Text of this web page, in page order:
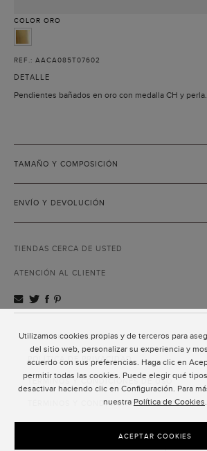
Utilizamos cookies propias y de terceros para
del sitio web, personalizar su experiencia y
acuerdo con sus preferencias. Haga clic en
permitir todas las cookies. Puede elegir qué
desactivar haciendo clic en Configuración. Para
nuestra Política de Cookies.
ACEPTAR COOKIES
COLOR ORO
REF.: AACA085T07602
DETALLE
Pendientes bañados en oro con medalla CH y perla.
TAMAÑO Y COMPOSICIÓN
ENVÍO Y DEVOLUCIÓN
TIENDAS CERCA DE USTED
ATENCIÓN AL CLIENTE
ATENCIÓN AL CLIENTE
POLÍTICA DE PRIVACIDAD
TÉRMINOS Y CONDICIONES DE USO
TÉRMINOS Y CONDICIONES DE VENTA
SUSCRIPCIÓN AL NEWSLETTER